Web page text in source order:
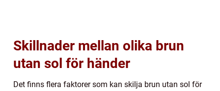
Skillnader mellan olika brun
utan sol för händer
Det finns flera faktorer som kan skilja brun utan sol för